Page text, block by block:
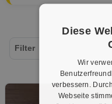
Filter
Diese
Wir
verbessern.
Webseite